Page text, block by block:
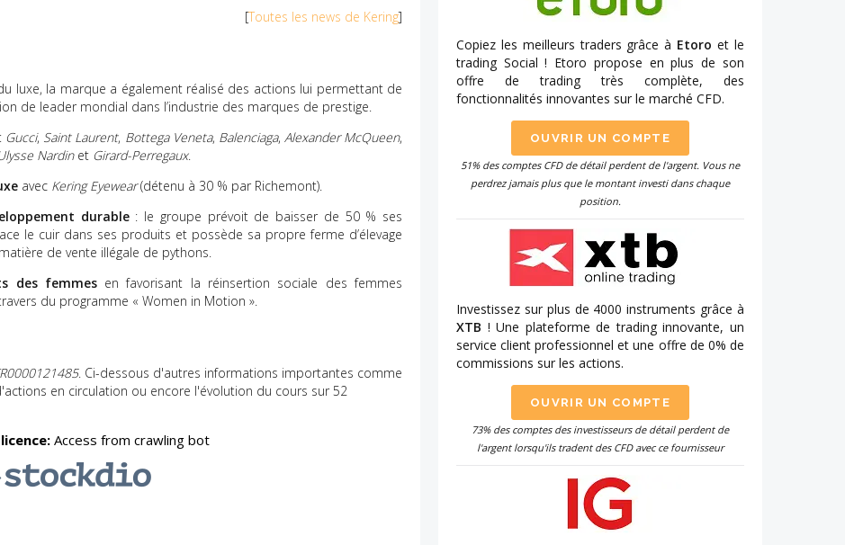
[Toutes les news de Kering]
luxe, la marque a également réalisé des actions lui permettant de
de leader mondial dans l’industrie des marques de prestige.
: Gucci, Saint Laurent, Bottega Veneta, Balenciaga, Alexander McQueen,
Nardinet Girard-Perregaux.
avec Kering Eyewear(détenu à 30 % par Richemont).
durable: le groupe prévoit de baisser de 50 % ses
le cuir dans ses produits et possède sa propre ferme d’élevage
de vente illégale de pythons.
des femmesen favorisant la réinsertion sociale des femmes
du programme « Women in Motion ».
. Ci-dessous d'autres informations importantes comme
en circulation ou encore l'évolution du cours sur 52
Copiez les meilleurs traders grâce à Etoro et le
trading Social ! Etoro propose en plus de son
offre de trading très complète, des
fonctionnalités innovantes sur le marché CFD.
OUVRIR UN COMPTE
51% des comptes CFD de détail perdent de l'argent. Vous ne
perdrez jamais plus que le montant investi dans chaque
position.
Investissez sur plus de 4000 instruments grâce à
XTB ! Une plateforme de trading innovante, un
service client professionnel et une offre de 0% de
commissions sur les actions.
OUVRIR UN COMPTE
73% des comptes des investisseurs de détail perdent de
l'argent lorsqu'ils tradent des CFD avec ce fournisseur